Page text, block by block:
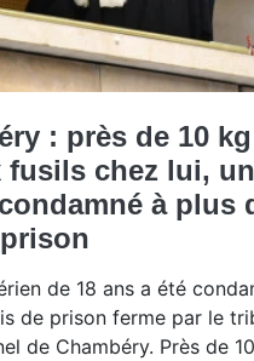
: près de 10
fusils chez lui,
à plus
de 18 ans a été
de prison ferme par le
de Chambéry. Près de